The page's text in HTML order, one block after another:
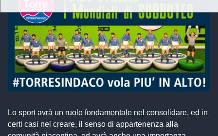
Lo sport avrà un ruolo fondamentale nel consolidare, ed in
certi casi nel creare, il senso di appartenenza alla